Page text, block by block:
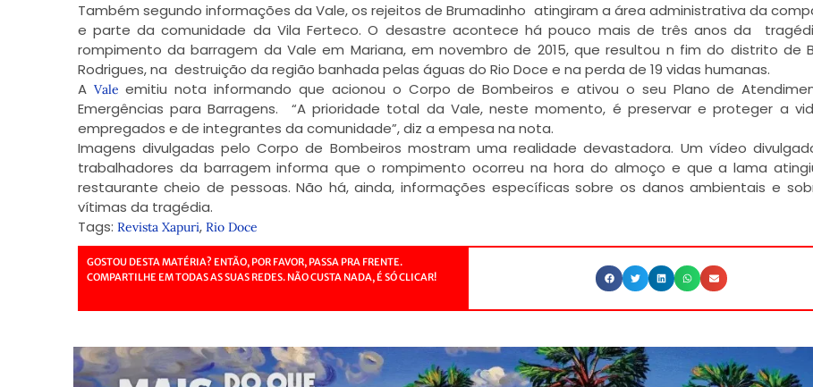
Também segundo informações da Vale, os rejeitos de Brumadinho atingiram a área administrativa da
e parte da comunidade da Vila Ferteco. O desastre acontece há pouco mais de três anos da
rompimento da barragem da Vale em Mariana, em novembro de 2015, que resultou n fim do distrito de
Rodrigues, na destruição da região banhada pelas águas do Rio Doce e na perda de 19 vidas humanas.
A Vale emitiu nota informando que acionou o Corpo de Bombeiros e ativou o seu Plano de
Emergências para Barragens. “A prioridade total da Vale, neste momento, é preservar e proteger a
empregados e de integrantes da comunidade”, diz a empesa na nota.
Imagens divulgadas pelo Corpo de Bombeiros mostram uma realidade devastadora. Um vídeo
trabalhadores da barragem informa que o rompimento ocorreu na hora do almoço e que a lama
restaurante cheio de pessoas. Não há, ainda, informações específicas sobre os danos ambientais e
vítimas da tragédia.
Tags: Revista Xapuri, Rio Doce
GOSTOU DESTA MATÉRIA? ENTÃO, POR FAVOR, PASSA PRA FRENTE.
COMPARTILHE EM TODAS AS SUAS REDES. NÃO CUSTA NADA, É SÓ CLICAR!